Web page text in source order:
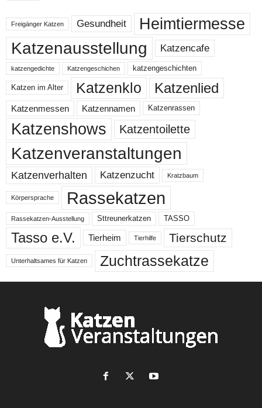
Freigänger Katzen Gesundheit Heimtiermesse
Katzenausstellung Katzencafe
katzengedichte Katzengeschichen katzengeschichten
Katzen im Alter Katzenklo Katzenlied
Katzenmessen Katzennamen Katzenrassen
Katzenshows Katzentoilette
Katzenveranstaltungen
Katzenverhalten Katzenzucht Kratzbaum
Körpersprache Rassekatzen
Rassekatzen-Ausstellung Sttreunerkatzen TASSO
Tasso e.V. Tierheim Tierhilfe Tierschutz
Unterhaltsames für Katzen Zuchtrassekatze